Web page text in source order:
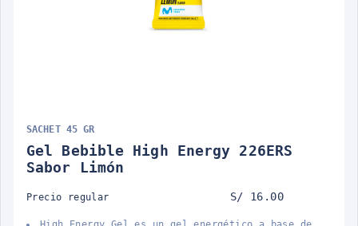
SACHET 45 GR
Gel Bebible High Energy 226ERS
Sabor Limón
Precio regular S/ 16.00